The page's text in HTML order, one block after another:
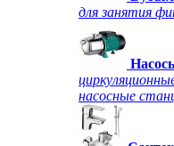
для занятия
насосные